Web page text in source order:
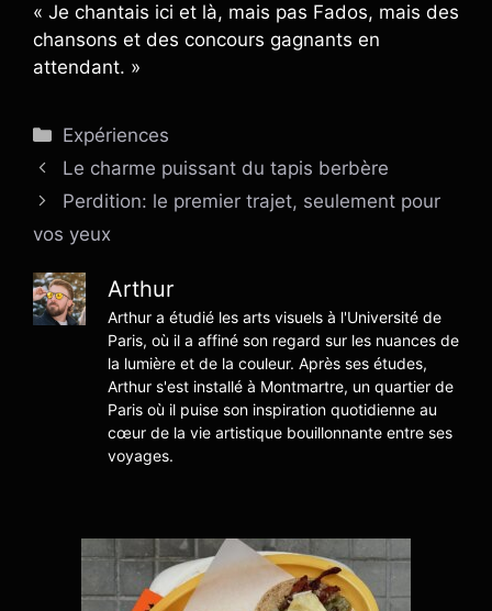
« Je chantais ici et là, mais pas Fados, mais des
chansons et des concours gagnants en
attendant. »
Catégories
Expériences
Le charme puissant du tapis berbère
Perdition: le premier trajet, seulement pour
vos yeux
Arthur
Arthur a étudié les arts visuels à l'Université de
Paris, où il a affiné son regard sur les nuances de
la lumière et de la couleur. Après ses études,
Arthur s'est installé à Montmartre, un quartier de
Paris où il puise son inspiration quotidienne au
cœur de la vie artistique bouillonnante entre ses
voyages.